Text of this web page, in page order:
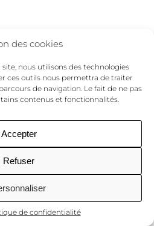
des cookies
nous utilisons des technologies
ces outils nous permettra de traiter
de navigation. Le fait de ne pas
contenus et fonctionnalités.
Accepter
Refuser
de confidentialité
d’un événement.